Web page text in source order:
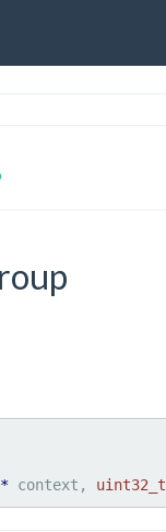
* context, uint32_t